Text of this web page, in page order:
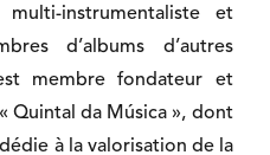
instrumentaliste et
d’albums d’autres
membre fondateur et
Quintal da Música », dont
à la valorisation de la